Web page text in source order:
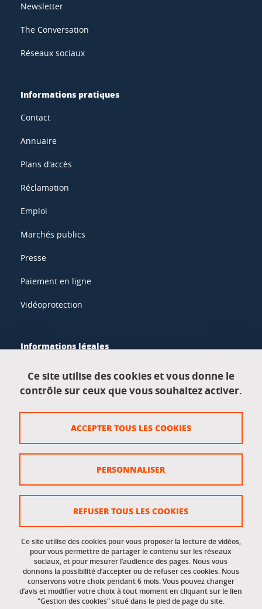
Newsletter
The Conversation
Réseaux sociaux
Informations pratiques
Contact
Annuaire
Plans d'accès
Réclamation
Emploi
Marchés publics
Presse
Paiement en ligne
Vidéoprotection
Informations légales
Données personnelles
Crédits
Gestion des cookies
Accessibilité : non conforme
Accès réservés
Intranet des étudiants et des personnels
Ce site utilise des cookies et vous donne le
contrôle sur ceux que vous souhaitez activer.
Ce site utilise des cookies pour vous proposer la lecture de vidéos,
pour vous permettre de partager le contenu sur les réseaux
sociaux, et pour mesurer l’audience des pages. Nous vous
donnons la possibilité d’accepter ou de refuser ces cookies. Nous
conservons votre choix pendant 6 mois. Vous pouvez changer
d’avis et modifier votre choix à tout moment en cliquant sur le lien
"Gestion des cookies" situé dans le pied de page du site.
ACCEPTER TOUS LES COOKIES
REFUSER TOUS LES COOKIES
PERSONNALISER